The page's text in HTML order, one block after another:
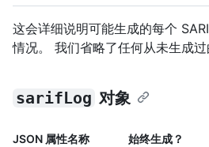
这会详细说明可能生成的每个
情况。 我们省略了任何从未生成过
sarifLog 对象
JSON 属性名称 始终生成？